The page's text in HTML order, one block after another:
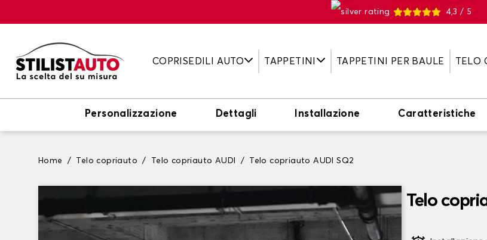
4,3 / 5
COPRISEDILI AUTO TAPPETINI TAPPETINI PER BAULE TELO
Personalizzazione Dettagli Installazione Caratteristiche
Home Telo copriauto Telo copriauto AUDI Telo copriauto AUDI SQ2
Telo